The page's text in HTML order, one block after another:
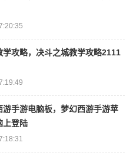
学攻略，决斗之城教学攻略2111
游手游电脑板，梦幻西游手游苹
上登陆